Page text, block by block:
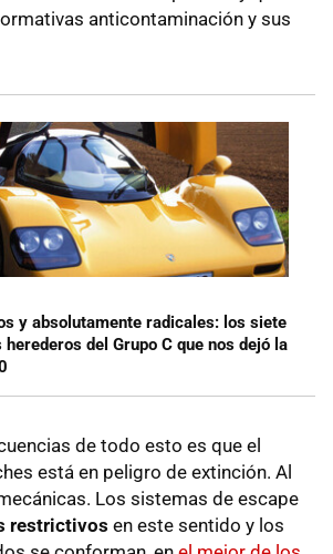
anticontaminación y sus
y absolutamente radicales: los siete
del Grupo C que nos dejó la
de todo esto es que el
está en peligro de extinción. Al
Los sistemas de escape
restrictivos en este sentido y los